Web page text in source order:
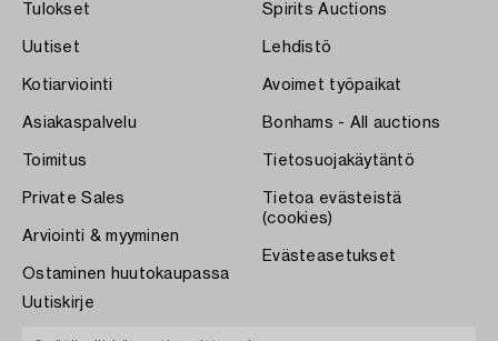
Tulokset
Uutiset
Kotiarviointi
Asiakaspalvelu
Toimitus
Private Sales
Arviointi & myyminen
Ostaminen huutokaupassa
Spirits Auctions
Lehdistö
Avoimet työpaikat
Bonhams - All auctions
Tietosuojakäytäntö
Tietoa evästeistä
(cookies)
Evästeasetukset
Uutiskirje